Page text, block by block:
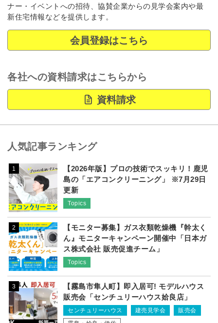
ナー・イベントへの招待、協賛企業からの見学会案内や最
新住宅情報などを提供します。
会員登録はこちら
各社への資料請求はこちらから
資料請求
人気記事ランキング
1
【2026年版】プロの技術でスッキリ！鹿児
島の「エアコンクリーニング」 ※7月29日
更新
Topics
2
【モニター募集】ガス衣類乾燥機『幹太く
ん』モニターキャンペーン開催中「日本ガ
ス株式会社 販売促進チーム」
Topics
3
【霧島市隼人町】即入居可! モデルハウス
販売会「センチュリーハウス姶良店」
センチュリーハウス 建売見学会
販売会